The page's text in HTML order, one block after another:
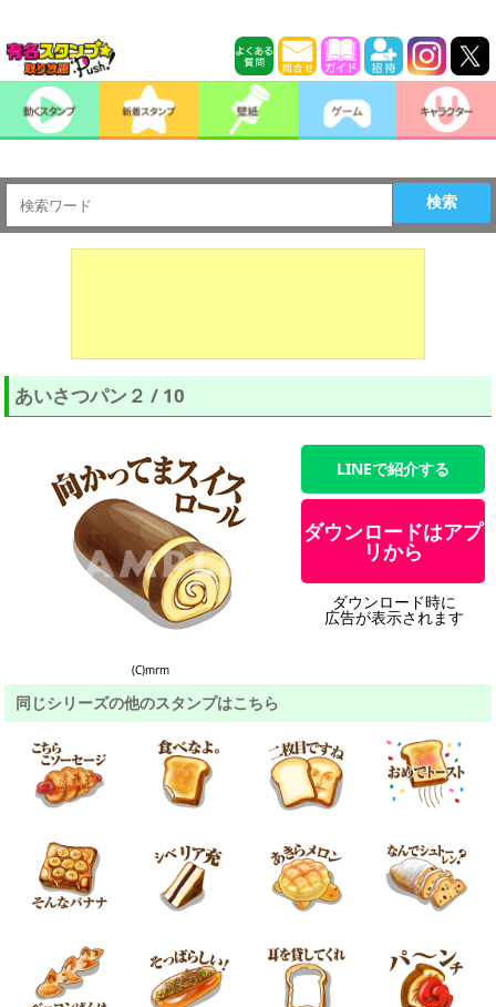
検索
あいさつパン２ / 10
(C)mrm
LINEで紹介する
ダウンロードはアプ
リから
ダウンロード時に
広告が表示されます
同じシリーズの他のスタンプはこちら